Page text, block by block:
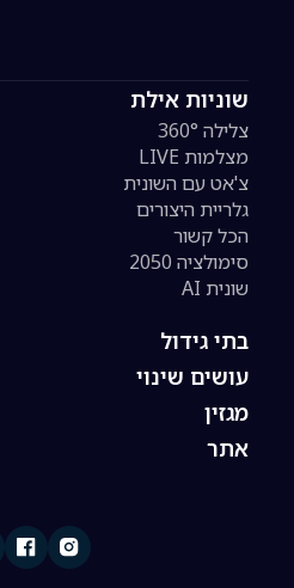
שוניות אילת
צלילה 360°
מצלמות LIVE
צ'אט עם השונית
גלריית היצורים
הכל קשור
סימולציה 2050
שונית AI
בתי גידול
עושים שינוי
מגזין
אתר